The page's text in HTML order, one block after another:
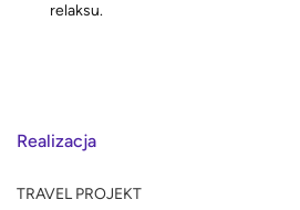
relaksu.
Realizacja
TRAVEL PROJEKT